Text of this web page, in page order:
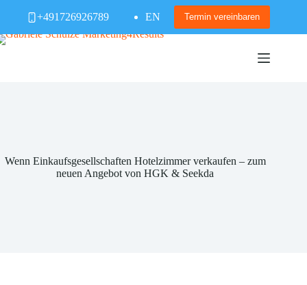
+491726926789 EN Termin vereinbaren
Wenn Einkaufsgesellschaften Hotelzimmer verkaufen – zum
neuen Angebot von HGK & Seekda